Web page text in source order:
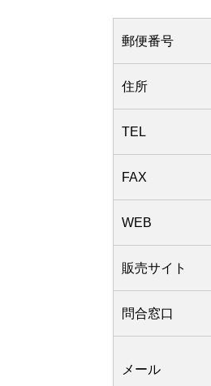
郵便番号
住所
TEL
FAX
WEB
販売サイト
問合窓口
メール